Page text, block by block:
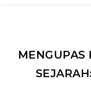
MENGUPAS